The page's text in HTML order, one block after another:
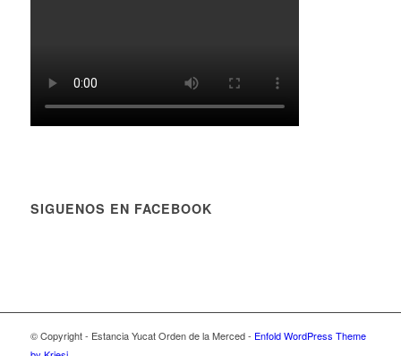
SIGUENOS EN FACEBOOK
© Copyright - Estancia Yucat Orden de la Merced - Enfold WordPress Theme